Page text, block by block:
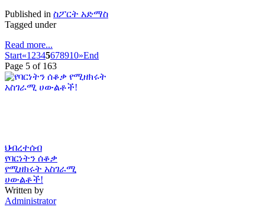
Published in ስፖርት አድማስ
Tagged under
Read more...
Start«1 2345678910»End
Page 5 of 163
ህብረተሰብ
የባርነትን ሰቆቃ
የሚዘክሩት አስገራሚ
ሀውልቶች!
Written by
Administrator